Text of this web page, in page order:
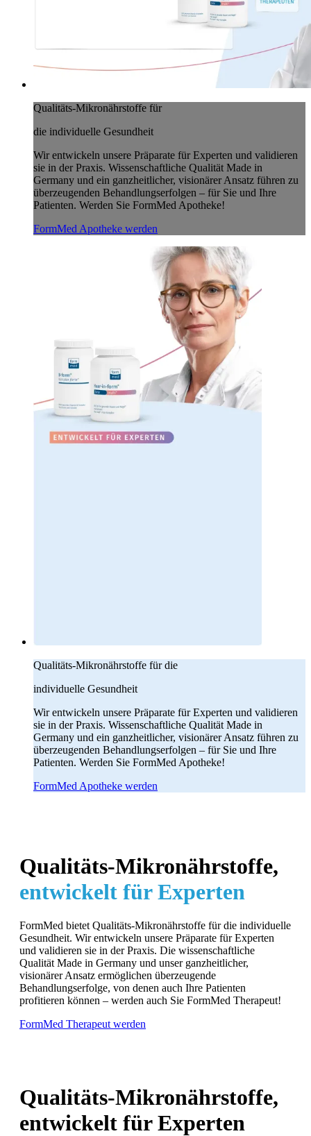
Qualitäts-Mikronährstoffe für
die individuelle Gesundheit
Wir entwickeln unsere Präparate für Experten und validieren
sie in der Praxis. Wissenschaftliche Qualität Made in
Germany und ein ganzheitlicher, visionärer Ansatz führen zu
überzeugenden Behandlungserfolgen – für Sie und Ihre
Patienten. Werden Sie FormMed Apotheke!
FormMed Apotheke werden
Qualitäts-Mikronährstoffe für die
individuelle Gesundheit
Wir entwickeln unsere Präparate für Experten und validieren
sie in der Praxis. Wissenschaftliche Qualität Made in
Germany und ein ganzheitlicher, visionärer Ansatz führen zu
überzeugenden Behandlungserfolgen – für Sie und Ihre
Patienten. Werden Sie FormMed Apotheke!
FormMed Apotheke werden
Qualitäts-Mikronährstoffe,
entwickelt für Experten
FormMed bietet Qualitäts-Mikronährstoffe für die individuelle
Gesundheit. Wir entwickeln unsere Präparate für Experten
und validieren sie in der Praxis. Die wissenschaftliche
Qualität Made in Germany und unser ganzheitlicher,
visionärer Ansatz ermöglichen überzeugende
Behandlungserfolge, von denen auch Ihre Patienten
profitieren können – werden auch Sie FormMed Therapeut!
FormMed Therapeut werden
Qualitäts-Mikronährstoffe,
entwickelt für Experten